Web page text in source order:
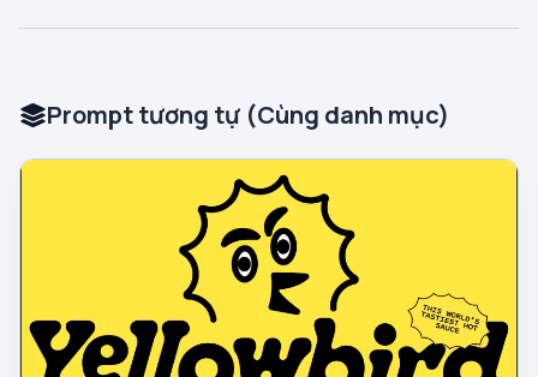
Prompt tương tự (Cùng danh mục)